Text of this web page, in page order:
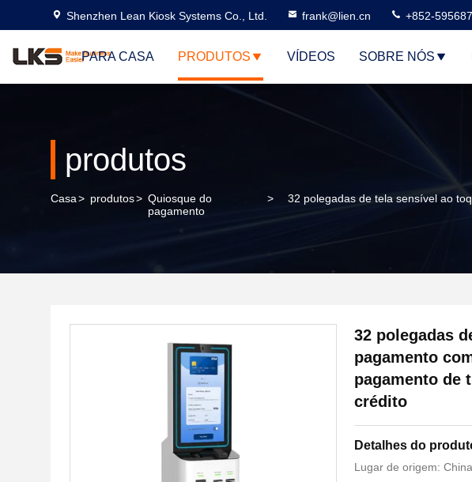
Shenzhen Lean Kiosk Systems Co., Ltd. frank@lien.cn +852-
PARA CASA PRODUTOS VÍDEOS SOBRE NÓS
produtos
Casa> produtos> Quiosque do
pagamento
>
32 polegadas de tela sensível ao
32 polegadas
pagamento
pagamento de
crédito
Detalhes do
Lugar de origem: China